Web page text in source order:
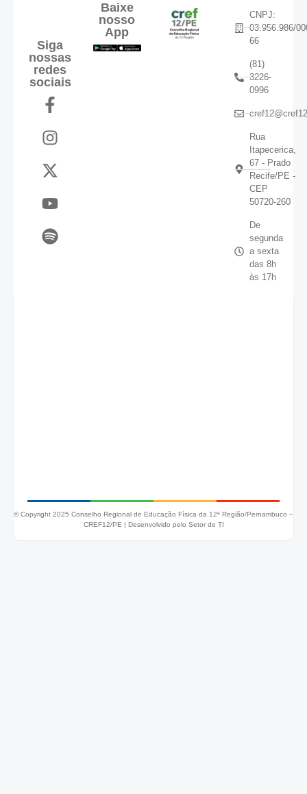
Siga
nossas
redes
sociais
Baixe
nosso
App
CNPJ:
03.956.986/
66
(81)
3226-
0996
Rua
Itapecerica,
67 - Prado
Recife/PE -
CEP
50720-260
De
segunda
a sexta
das 8h
às 17h
© Copyright 2025 Conselho Regional de Educação Física da 12ª Região/Pernambuco –
CREF12/PE | Desenvolvido pelo Setor de TI